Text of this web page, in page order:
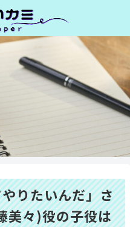
りたいんだ」さ
美々)役の子役は